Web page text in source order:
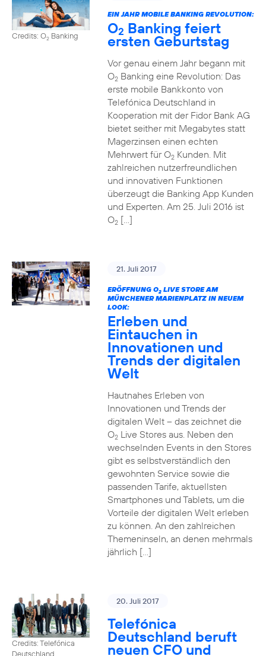
Credits: O2 Banking
EIN JAHR MOBILE BANKING REVOLUTION:
O2 Banking feiert
ersten Geburtstag
Vor genau einem Jahr begann mit
O2Banking eine Revolution: Das
erste mobile Bankkonto von
Telefónica Deutschland in
Kooperation mit der Fidor Bank AG
bietet seither mit Megabytes statt
Magerzinsen einen echten
Mehrwert für O2Kunden. Mit
zahlreichen nutzerfreundlichen
und innovativen Funktionen
überzeugt die Banking App Kunden
und Experten. Am 25. Juli 2016 ist
O2[…]
21. Juli 2017
ERÖFFNUNG O2LIVE STORE AM
MÜNCHENER MARIENPLATZ IN NEUEM
LOOK:
Erleben und
Eintauchen in
Innovationen und
Trends der digitalen
Welt
Hautnahes Erleben von
Innovationen und Trends der
digitalen Welt – das zeichnet die
O2Live Stores aus. Neben den
wechselnden Events in den Stores
gibt es selbstverständlich den
gewohnten Service sowie die
passenden Tarife, aktuellsten
Smartphones und Tablets, um die
Vorteile der digitalen Welt erleben
zu können. An den zahlreichen
Themeninseln, an denen mehrmals
jährlich […]
Credits: Telefónica
Deutschland
20. Juli 2017
Telefónica
Deutschland beruft
neuen CFO und